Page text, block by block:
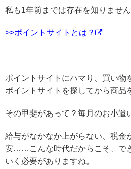
私も1年前までは存在を知りません
>>ポイントサイトとは？
ポイントサイトにハマり、買い物
ポイントサイトを探してから商品
その甲斐があって？毎月のお小遣
給与がなかなか上がらない、税
安……こんな時代だからこそ、で
いく必要がありますね。